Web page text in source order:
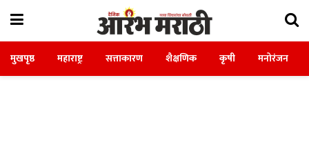
मुखपृष्ठ महाराष्ट्र सत्ताकारण शैक्षणिक कृषी मनोरंजन